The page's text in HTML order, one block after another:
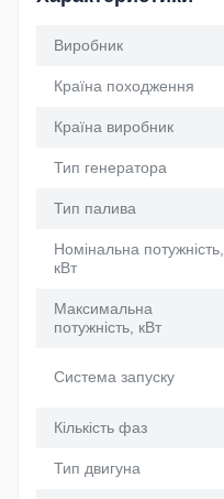
Виробник
Країна походження
Країна виробник
Тип генератора
Тип палива
Номінальна потужність,
кВт
Максимальна
потужність, кВт
Система запуску
Кількість фаз
Тип двигуна